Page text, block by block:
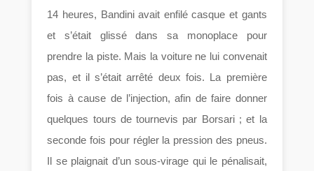
14 heures, Bandini avait enfilé casque et gants
et s’était glissé dans sa monoplace pour
prendre la piste. Mais la voiture ne lui convenait
pas, et il s’était arrêté deux fois. La première
fois à cause de l’injection, afin de faire donner
quelques tours de tournevis par Borsari ; et la
seconde fois pour régler la pression des pneus.
Il se plaignait d’un sous-virage qui le pénalisait,